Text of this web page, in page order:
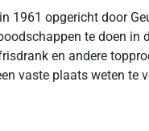
opgericht door
te doen
en andere
vaste plaats weten te